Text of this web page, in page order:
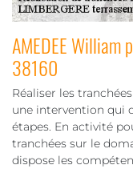
AMEDEE William
38160
Réaliser les
une intervention qui
étapes. En activité
tranchées sur le
dispose les